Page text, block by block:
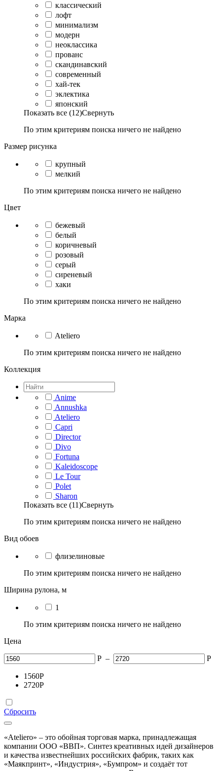
классический
лофт
минимализм
модерн
неоклассика
прованс
скандинавский
современный
хай-тек
эклектика
японский
Показать все (12)Свернуть
По этим критериям поиска ничего не найдено
Размер рисунка
крупный
мелкий
По этим критериям поиска ничего не найдено
Цвет
бежевый
белый
коричневый
розовый
серый
сиреневый
хаки
По этим критериям поиска ничего не найдено
Марка
Ateliero
По этим критериям поиска ничего не найдено
Коллекция
Anime
Annushka
Ateliero
Capri
Director
Divo
Fortuna
Kaleidoscope
Le Tour
Polet
Sharon
Показать все (11)Свернуть
По этим критериям поиска ничего не найдено
Вид обоев
флизелиновые
По этим критериям поиска ничего не найдено
Ширина рулона, м
1
По этим критериям поиска ничего не найдено
Цена
Р – Р
1560Р
2720Р
Сбросить
«Ateliero» – это обойная торговая марка, принадлежащая
компании ООО «ВВП». Синтез креативных идей дизайнеров
и качества известнейших российских фабрик, таких как
«Маякпринт», «Индустрия», «Бумпром» и создаёт тот